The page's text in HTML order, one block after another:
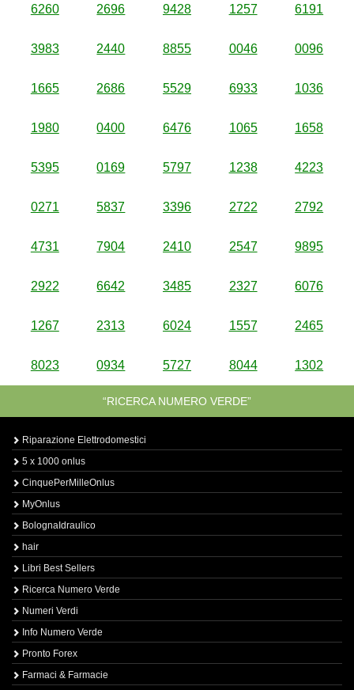
6260 2696 9428 1257 6191
3983 2440 8855 0046 0096
1665 2686 5529 6933 1036
1980 0400 6476 1065 1658
5395 0169 5797 1238 4223
0271 5837 3396 2722 2792
4731 7904 2410 2547 9895
2922 6642 3485 2327 6076
1267 2313 6024 1557 2465
8023 0934 5727 8044 1302
“RICERCA NUMERO VERDE”
Riparazione Elettrodomestici
5 x 1000 onlus
CinquePerMilleOnlus
MyOnlus
BolognaIdraulico
hair
Libri Best Sellers
Ricerca Numero Verde
Numeri Verdi
Info Numero Verde
Pronto Forex
Farmaci & Farmacie